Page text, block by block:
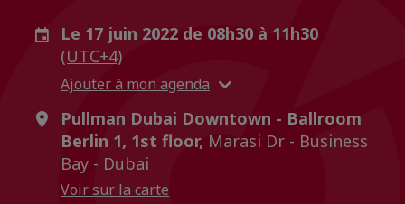
Le 17 juin 2022 de 08h30 à 11h30
(UTC+4)
Ajouter à mon agenda
Pullman Dubai Downtown - Ballroom
Berlin 1, 1st floor, Marasi Dr - Business
Bay - Dubai
Voir sur la carte